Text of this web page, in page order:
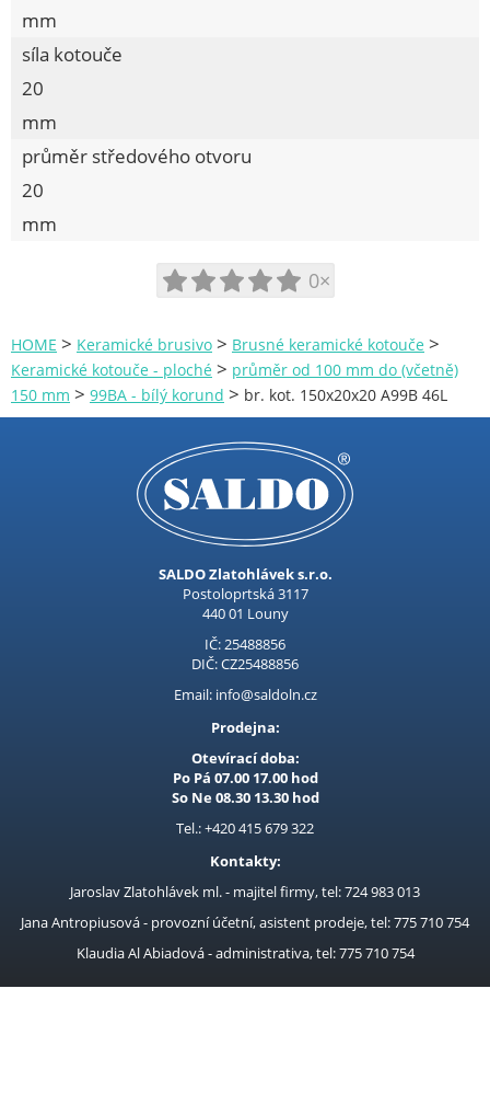
mm
síla kotouče
20
mm
průměr středového otvoru
20
mm
0×
HOME > Keramické brusivo > Brusné keramické kotouče >
Keramické kotouče - ploché > průměr od 100 mm do (včetně)
150 mm > 99BA - bílý korund > br. kot. 150x20x20 A99B 46L
SALDO Zlatohlávek s.r.o.
Postoloprtská 3117
440 01 Louny
IČ: 25488856
DIČ: CZ25488856
Email: info@saldoln.cz
Prodejna:
Otevírací doba:
Po Pá 07.00 17.00 hod
So Ne 08.30 13.30 hod
Tel.: +420 415 679 322
Kontakty:
Jaroslav Zlatohlávek ml. - majitel firmy, tel: 724 983 013
Jana Antropiusová - provozní účetní, asistent prodeje, tel: 775 710 754
Klaudia Al Abiadová - administrativa, tel: 775 710 754